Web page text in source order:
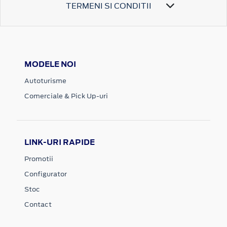
TERMENI SI CONDITII
MODELE NOI
Autoturisme
Comerciale & Pick Up-uri
LINK-URI RAPIDE
Promotii
Configurator
Stoc
Contact